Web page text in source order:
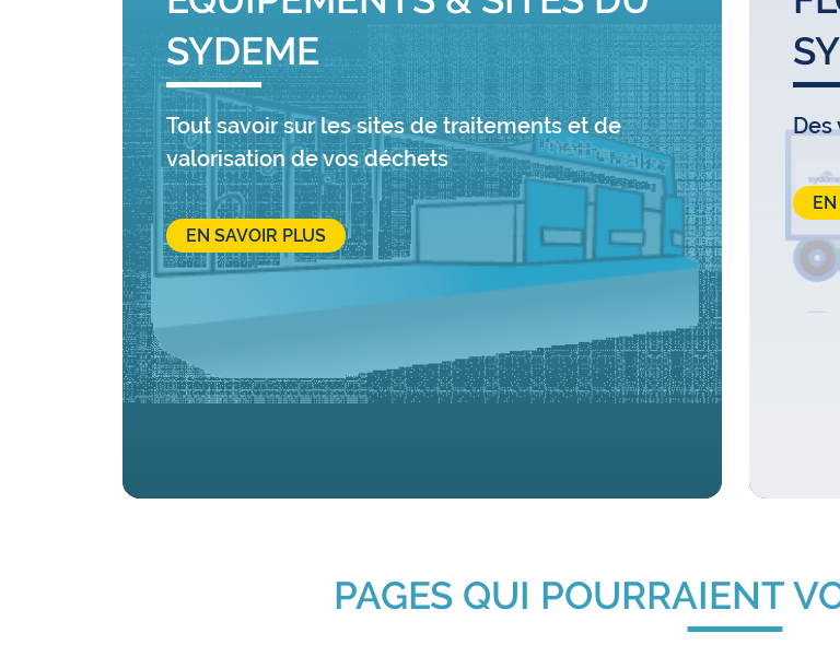
SYDEME
Tout savoir sur les sites de traitements et de
valorisation de vos déchets
EN SAVOIR PLUS
Des
PAGES QUI POURRAIENT